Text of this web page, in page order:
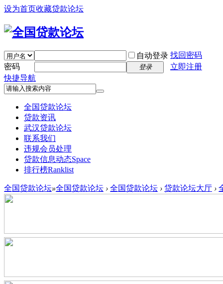
设为首页收藏贷款论坛
自动登录 找回密码
密码
登录
立即注册
快捷导航
全国贷款论坛
贷款资讯
武汉贷款论坛
联系我们
违规会员处理
贷款信息动态Space
排行榜Ranklist
全国贷款论坛»全国贷款论坛 › 全国贷款论坛 › 贷款论坛大厅 ›